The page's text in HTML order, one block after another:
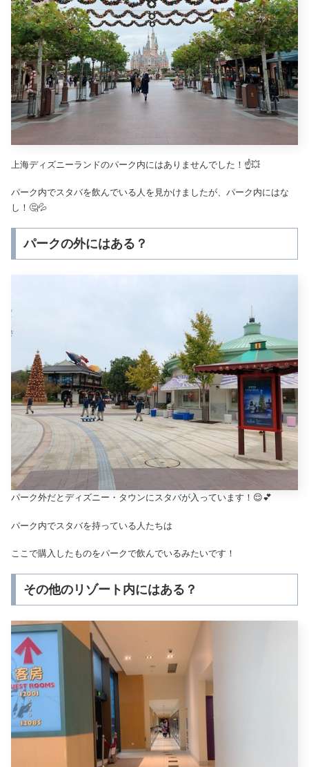
上海ディズニーランドのパーク内にはありませんでした！☝️💥
パーク内でスタバを飲んでいる人を見かけましたが、パーク内にはな
し！🤔💦
パークの外にはある？
パーク外だとディズニー・タウンにスタバが入っています！😌💕
パーク内でスタバを持っている人たちは
ここで購入したものをパークで飲んでいるみたいです！
その他のリゾート内にはある？